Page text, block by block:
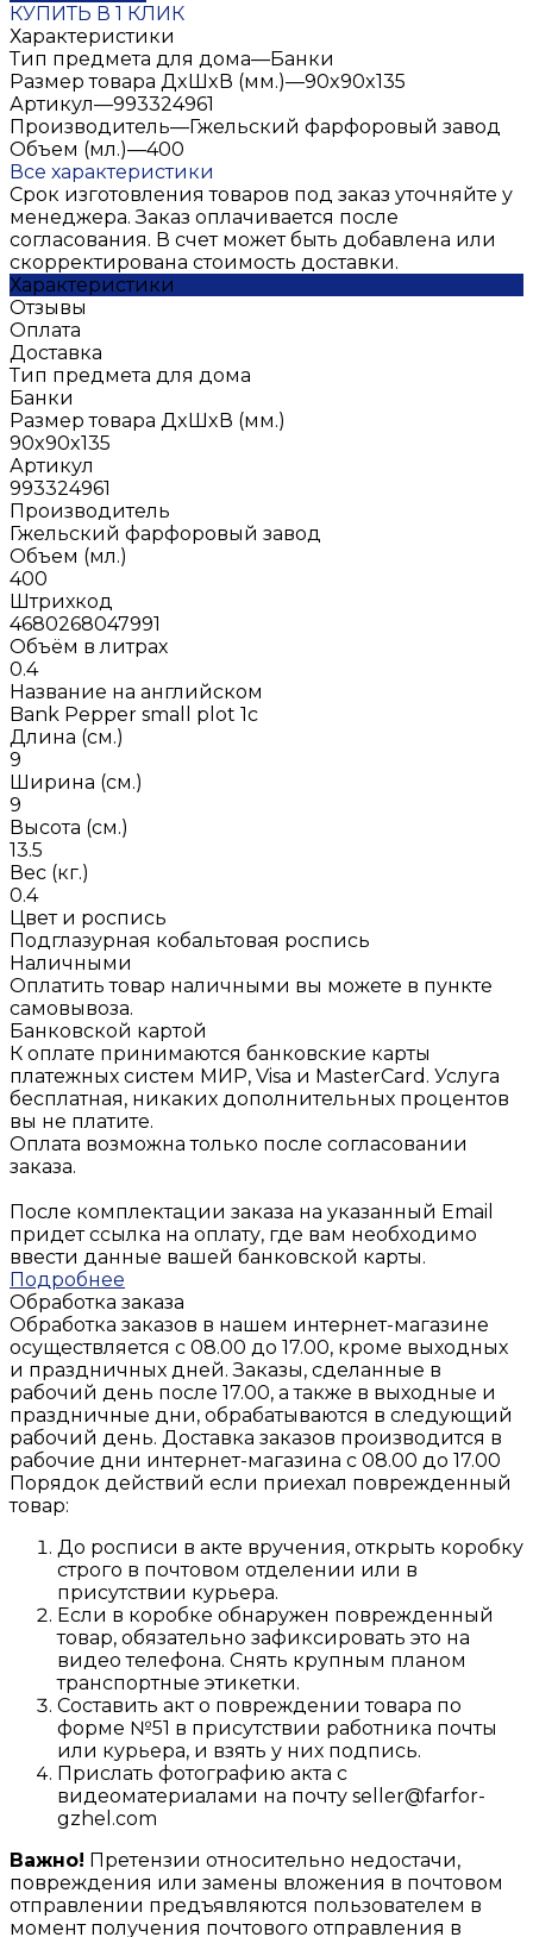
КУПИТЬ В 1 КЛИК
Характеристики
Тип предмета для дома—Банки
Размер товара ДxШxВ (мм.)—90x90x135
Артикул—993324961
Производитель—Гжельский фарфоровый завод
Объем (мл.)—400
Все характеристики
Срок изготовления товаров под заказ уточняйте у
менеджера. Заказ оплачивается после
согласования. В счет может быть добавлена или
скорректирована стоимость доставки.
Характеристики
Отзывы
Оплата
Доставка
Тип предмета для дома
Банки
Размер товара ДxШxВ (мм.)
90x90x135
Артикул
993324961
Производитель
Гжельский фарфоровый завод
Объем (мл.)
400
Штрихкод
4680268047991
Объём в литрах
0.4
Название на английском
Bank Pepper small plot 1c
Длина (см.)
9
Ширина (см.)
9
Высота (см.)
13.5
Вес (кг.)
0.4
Цвет и роспись
Подглазурная кобальтовая роспись
Наличными
Оплатить товар наличными вы можете в пункте
самовывоза.
Банковской картой
К оплате принимаются банковские карты
платежных систем МИР, Visa и MasterCard. Услуга
бесплатная, никаких дополнительных процентов
вы не платите.
Оплата возможна только после согласовании
заказа.
После комплектации заказа на указанный Email
придет ссылка на оплату, где вам необходимо
ввести данные вашей банковской карты.
Подробнее
Обработка заказа
Обработка заказов в нашем интернет-магазине
осуществляется с 08.00 до 17.00, кроме выходных
и праздничных дней. Заказы, сделанные в
рабочий день после 17.00, а также в выходные и
праздничные дни, обрабатываются в следующий
рабочий день. Доставка заказов производится в
рабочие дни интернет-магазина с 08.00 до 17.00
Порядок действий если приехал поврежденный
товар:
До росписи в акте вручения, открыть коробку
строго в почтовом отделении или в
присутствии курьера.
Если в коробке обнаружен поврежденный
товар, обязательно зафиксировать это на
видео телефона. Снять крупным планом
транспортные этикетки.
Составить акт о повреждении товара по
форме №51 в присутствии работника почты
или курьера, и взять у них подпись.
Прислать фотографию акта с
видеоматериалами на почту seller@farfor-
gzhel.com
Важно! Претензии относительно недостачи,
повреждения или замены вложения в почтовом
отправлении предъявляются пользователем в
момент получения почтового отправления в